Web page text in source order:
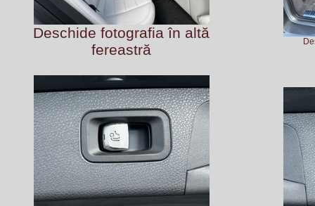
Deschide fotografia în altă
fereastră